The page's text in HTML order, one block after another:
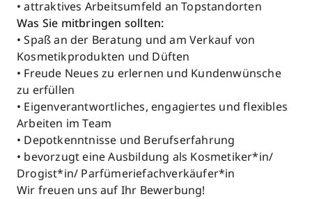
• attraktives Arbeitsumfeld an Topstandorten
Was Sie mitbringen sollten:
• Spaß an der Beratung und am Verkauf von
Kosmetikprodukten und Düften
• Freude Neues zu erlernen und Kundenwünsche
zu erfüllen
• Eigenverantwortliches, engagiertes und flexibles
Arbeiten im Team
• Depotkenntnisse und Berufserfahrung
• bevorzugt eine Ausbildung als Kosmetiker*in/
Drogist*in/ Parfümeriefachverkäufer*in
Wir freuen uns auf Ihr Bewerbung!